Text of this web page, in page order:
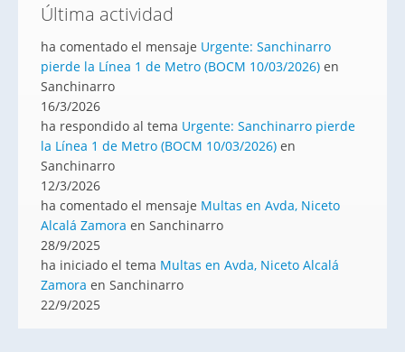
Última actividad
ha comentado el mensaje Urgente: Sanchinarro
pierde la Línea 1 de Metro (BOCM 10/03/2026) en
Sanchinarro
16/3/2026
ha respondido al tema Urgente: Sanchinarro pierde
la Línea 1 de Metro (BOCM 10/03/2026) en
Sanchinarro
12/3/2026
ha comentado el mensaje Multas en Avda, Niceto
Alcalá Zamora en Sanchinarro
28/9/2025
ha iniciado el tema Multas en Avda, Niceto Alcalá
Zamora en Sanchinarro
22/9/2025